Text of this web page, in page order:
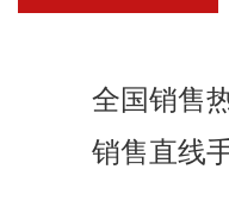
全国销售
销售直线